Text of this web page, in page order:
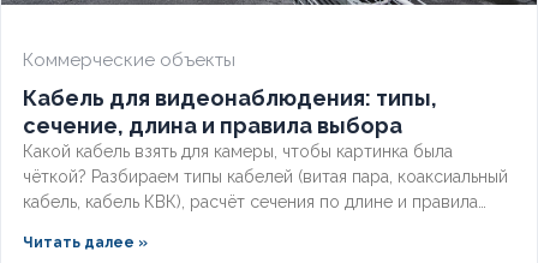
КОЛИЧЕСТВО ЖИЛ 4
Коммерческие объекты
Кабель для видеонаблюдения: типы,
сечение, длина и правила выбора
Какой кабель взять для камеры, чтобы картинка была
чёткой? Разбираем типы кабелей (витая пара, коаксиальный
кабель, кабель КВК), расчёт сечения по длине и правила
потери сигнала.
Читать далее »